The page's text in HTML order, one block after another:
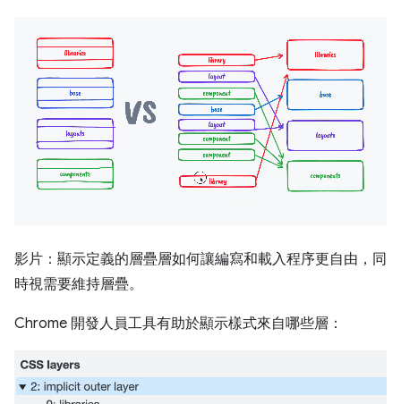
影片：顯示定義的層疊層如何讓編寫和載入程序更自由，同
時視需要維持層疊。
Chrome 開發人員工具有助於顯示樣式來自哪些層：